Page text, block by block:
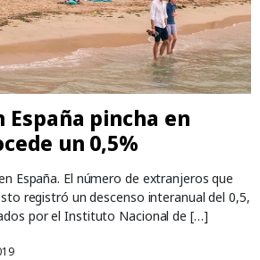
España pincha en
un 0,5%
España. El número de extranjeros que
registró un descenso interanual del 0,5,
por el Instituto Nacional de […]